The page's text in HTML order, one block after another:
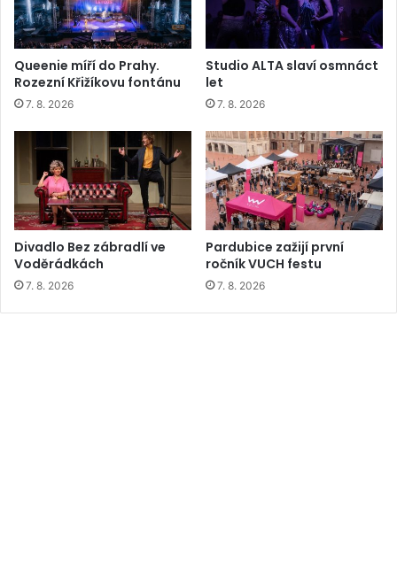
Queenie míří do Prahy.
Rozezní Křižíkovu fontánu
7. 8. 2026
Studio ALTA slaví osmnáct
let
7. 8. 2026
Divadlo Bez zábradlí ve
Voděrádkách
7. 8. 2026
Pardubice zažijí první
ročník VUCH festu
7. 8. 2026